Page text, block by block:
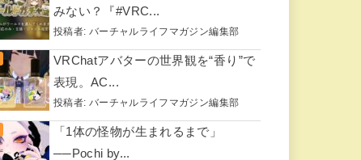
みない？『#VRC...
投稿者: バーチャルライフマガジン編集部
VRChatアバターの世界観を“香り”で
表現。AC...
投稿者: バーチャルライフマガジン編集部
「1体の怪物が生まれるまで」
──Pochi by...